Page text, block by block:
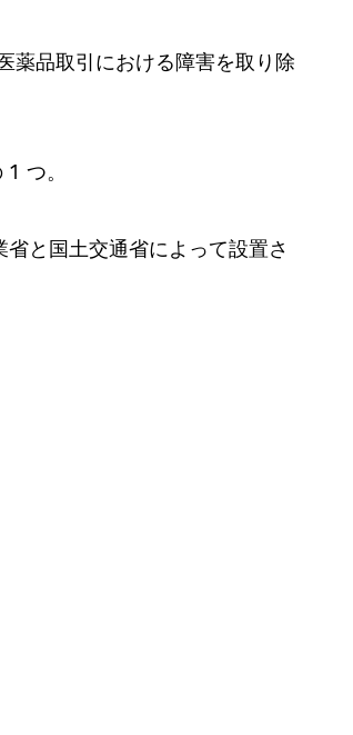
薬品取引における障害を取り除
つ。
と国土交通省によって設置さ